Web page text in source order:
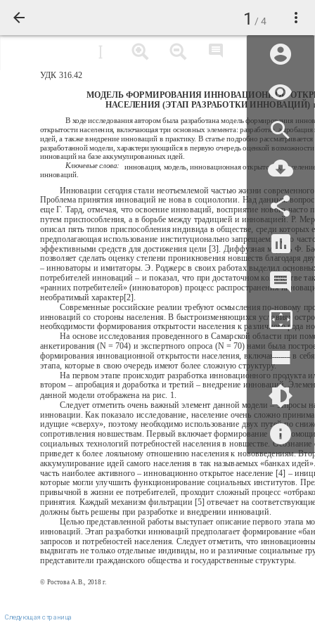
1 / 4
УДК 316.42
МОДЕЛЬ ФОРМИРОВАНИЯ ИННОВАЦИОННОЙ
НАСЕЛЕНИЯ (ЭТАП РАЗРАБОТКИ ИННОВАЦИЙ)
В ходе исследования автором была разработана модель формирования
открытости населения, включающая три основных элемента: разработка, апробация
идей, а также внедрение инноваций в практику. В статье подробно
разработанной модели, характеризующийся в первую очередь оценкой возможности
инноваций на базе аккумулированных идей.
Ключевые слова:
инновация, модель, инновационная открытость,
инноваций.
Инновации сегодня стали неотъемлемой частью жизни
Проблема принятия инноваций не нова в социологии. Над данным
еще Г. Тард, отмечая, что освоение инноваций, восприятие нового часто
путем приспособления, а в борьбе между традицией и инновацией. Р.
описал пять типов приспособления индивида в обществе, среди которых
предполагающая использование институционально запрещаемых, но
эффективными средств для достижения цели [3]. Диффузная модель Ф.
позволяет сделать оценку степени проникновения новшеств благодаря
– инноваторы и имитаторы. Э. Роджерс в своих работах выделил
потребителей инноваций – и показал, что при достаточном количестве
«ранних потребителей» (инноваторов) процесс распространения
необратимый характер[2].
Современные российские реалии требуют осмысления по-новому
инноваций со стороны населения. В быстроизменяющихся условиях
необходимости формирования открытости населения к различного рода
На основе исследования проведенного в Самарской области при
анкетирования (N = 704) и экспертного опроса (N = 70) нами была
формирования инновационной открытости населения, включающая в
этапа, которые в свою очередь имеют более сложную структуру.
На первом этапе происходит разработка инновационного продукта
втором – апробация и доработка и третий – внедрение инноваций.
данной модели отображена на рис. 1.
Следует отметить очень важный элемент данной модели – запросы
инновации. Как показало исследование, население очень сложно
идущие «сверху», поэтому необходимо использование двух путей по
сопротивления новшествам. Первый включает формирование при
социальных технологий потребностей населения в новшестве. Осознание
приведет к более лояльному отношению населения к нововведениям.
аккумулирование идей самого населения в так называемых «банках
часть наиболее активного – инновационно открытое население [4] –
которые могли улучшить функционирование социальных институтов.
привычной в жизни ее потребителей, проходит сложный процесс
принятия. Каждый механизм фильтрации [5] отвечает на
должны быть решены при разработке и внедрении инноваций.
Целью представленной работы выступает описание первого этапа
инноваций. Этап разработки инноваций предполагает формирование
запросов и потребностей населения. Следует отметить, что
выдвигать не только отдельные индивиды, но и различные социальные
представители гражданского общества и государственные структуры.
© Ростова А.В., 2018 г.
Следующая страница